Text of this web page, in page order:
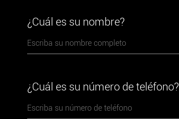
¿Cuál es su nombre?
¿Cuál es su número de teléfono?